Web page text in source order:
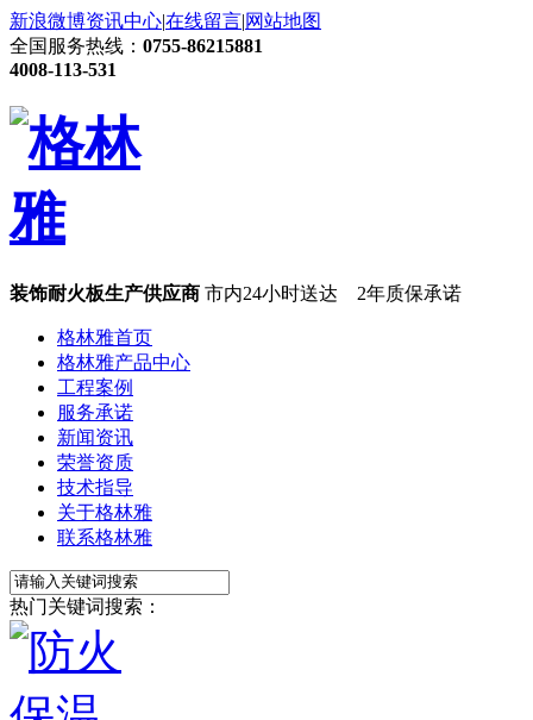
新浪微博资讯中心|在线留言|网站地图
全国服务热线： 0755-86215881
4008-113-531
装饰耐火板生产供应商 市内24小时送达 2年质保承诺
格林雅首页
格林雅产品中心
工程案例
服务承诺
新闻资讯
荣誉资质
技术指导
关于格林雅
联系格林雅
热门关键词搜索：